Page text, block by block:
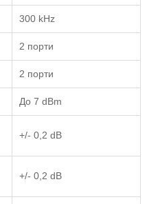
300 kHz
2 порти
2 порти
До 7 dBm
+/- 0,2 dB
+/- 0,2 dB